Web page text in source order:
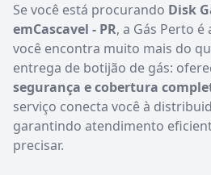
Se você está procurando Disk
emCascavel - PR, a Gás Perto é
você encontra muito mais do
entrega de botijão de gás:
segurança e cobertura
serviço conecta você à
garantindo atendimento
precisar.